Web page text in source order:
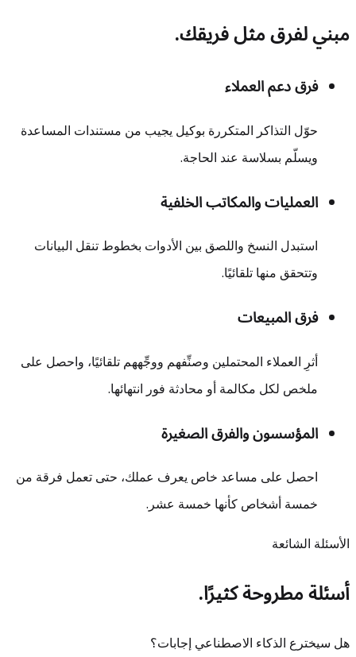
مبني لفرق مثل فريقك.
فرق دعم العملاء
حوّل التذاكر المتكررة بوكيل يجيب من مستندات المساعدة
ويسلّم بسلاسة عند الحاجة.
العمليات والمكاتب الخلفية
استبدل النسخ واللصق بين الأدوات بخطوط تنقل البيانات
وتتحقق منها تلقائيًا.
فرق المبيعات
أثرِ العملاء المحتملين وصنِّفهم ووجِّههم تلقائيًا، واحصل على
ملخص لكل مكالمة أو محادثة فور انتهائها.
المؤسسون والفرق الصغيرة
احصل على مساعد خاص يعرف عملك، حتى تعمل فرقة من
خمسة أشخاص كأنها خمسة عشر.
الأسئلة الشائعة
أسئلة مطروحة كثيرًا.
هل سيخترع الذكاء الاصطناعي إجابات؟